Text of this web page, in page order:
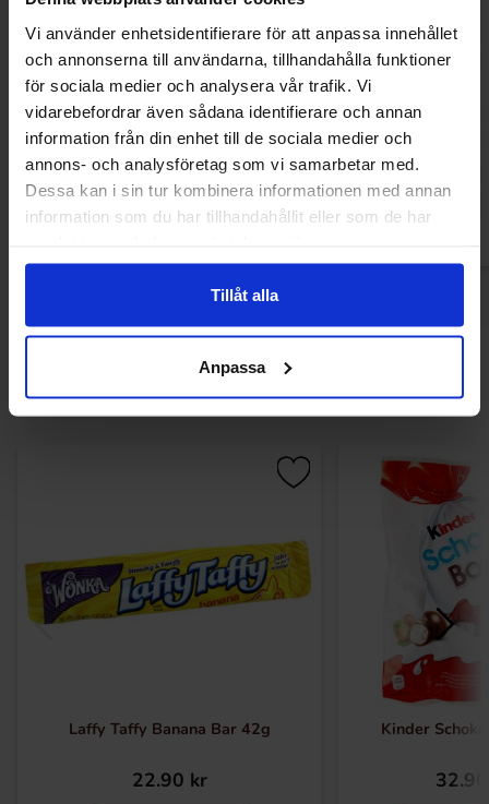
Vi använder enhetsidentifierare för att anpassa innehållet
och annonserna till användarna, tillhandahålla funktioner
för sociala medier och analysera vår trafik. Vi
vidarebefordrar även sådana identifierare och annan
information från din enhet till de sociala medier och
annons- och analysföretag som vi samarbetar med.
Dessa kan i sin tur kombinera informationen med annan
information som du har tillhandahållit eller som de har
Tillåt alla
Anpassa
Dr Pepper SE 330ml
12.90 kr
Køb
Coca-Cola Original
Andre kunne lide
Laffy Taffy Banana Bar 42g
22.90 kr
Kinder